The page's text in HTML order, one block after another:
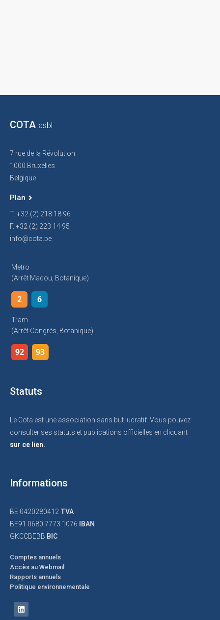
COTA asbl
7 rue de la Révolution
1000 Bruxelles
Belgique
Plan
T. +32 (2) 218 18 96
F. +32 (2) 223 14 95
info@cota.be
Metro
(arrêt Madou, Botanique)
2 6
Tram
(arrêt Congrès, Botanique)
92 93
Statuts
Le Cota est une association sans but lucratif. Vous pouvez
consulter ses statuts et publications officielles en cliquant
sur ce lien.
Informations
BE 0420280412 TVA
BE91 0680 7773 1076
IBAN
GKCCBEBB BIC
Comptes annuels
Accès au Webmail
Rapports annuels
Politique environnementale